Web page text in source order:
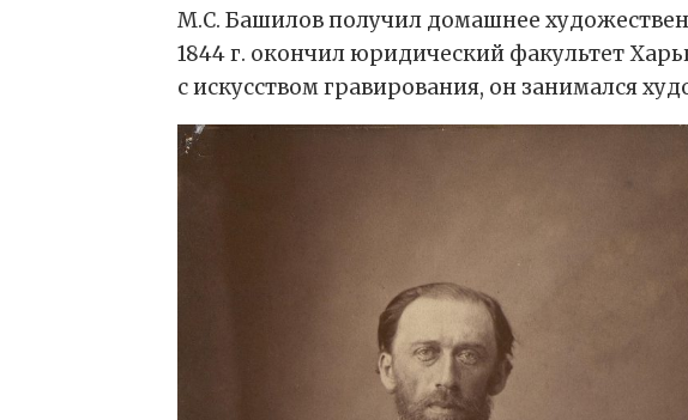
М.С. Башилов получил домашнее
1844 г. окончил юридический факультет
с искусством гравирования, он занимался